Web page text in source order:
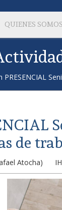
QUIENES SOMOS
PRESENCIAL
de
Atocha)